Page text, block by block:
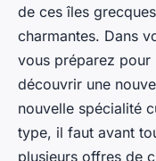
de ces îles
charmantes. Dans
vous préparez pour
découvrir une
nouvelle spécialité
type, il faut avant
plusieurs offres de